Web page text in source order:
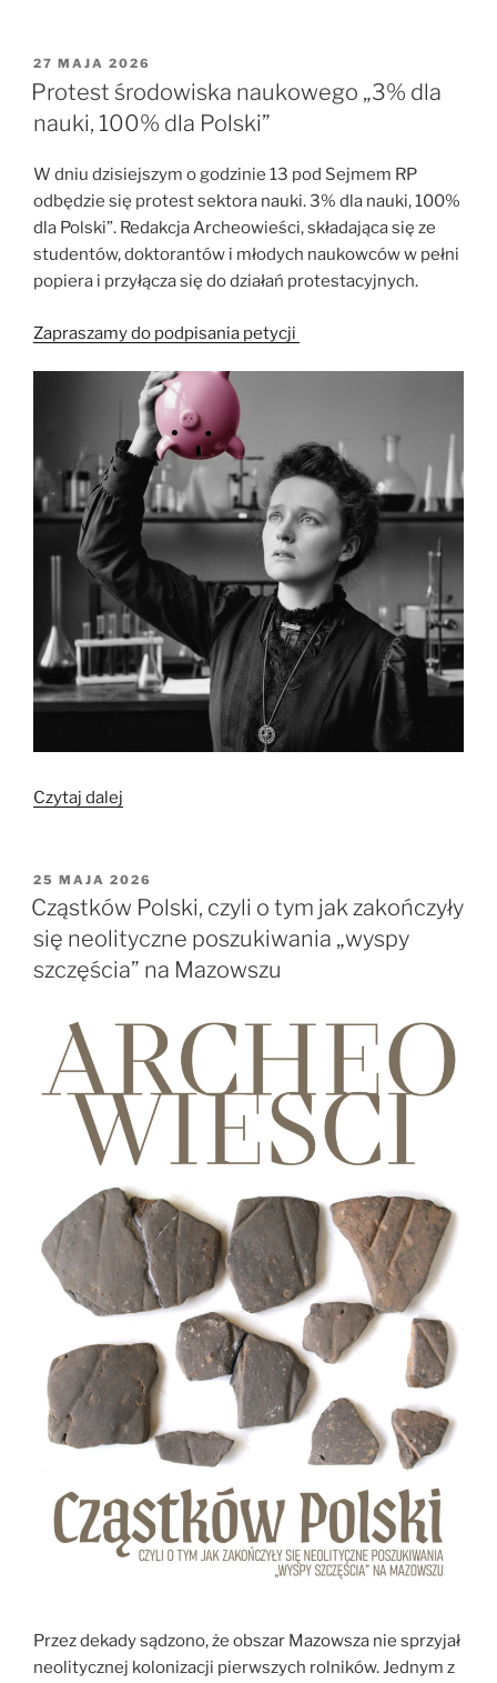
Mazowsza
sprzed
2
lat”
OPUBLIKOWANE
W
27 MAJA 2026
Protest środowiska naukowego „3% dla
nauki, 100% dla Polski”
W dniu dzisiejszym o godzinie 13 pod Sejmem RP
odbędzie się protest sektora nauki. 3% dla nauki, 100%
dla Polski”. Redakcja Archeowieści, składająca się ze
studentów, doktorantów i młodych naukowców w pełni
popiera i przyłącza się do działań protestacyjnych.
Zapraszamy do podpisania petycji
Czytaj dalej
„3%
dla
nauki,
100%
dla
OPUBLIKOWANE
W
25 MAJA 2026
Cząstków Polski, czyli o tym jak zakończyły
się neolityczne poszukiwania „wyspy
szczęścia” na Mazowszu
Przez dekady sądzono, że obszar Mazowsza nie sprzyjał
neolitycznej kolonizacji pierwszych rolników. Jednym z